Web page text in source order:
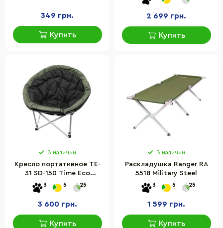
349 грн.
Купить
2 699 грн.
Купить
В наличии
Кресло портативное TE-
31 SD-150 Time Eco
4820211100643
3 5 25
3 600 грн.
Купить
В наличии
Раскладушка Ranger RA
5518 Military Steel
3 5 25
1 599 грн.
Купить